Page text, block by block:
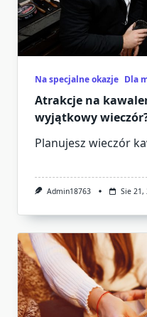
Na specjalne okazje Dla
Atrakcje na
wyjątkowy
Planujesz wieczór
Admin18763 Sie 21,